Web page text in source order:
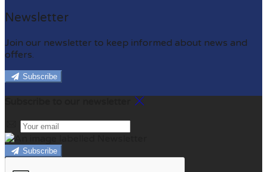
Newsletter
Join our newsletter to keep informed about news and
offers.
Subscribe
Subscribe